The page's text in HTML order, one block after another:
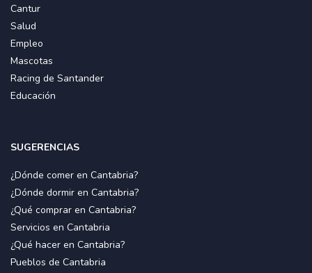
Cantur
Salud
Empleo
Mascotas
Racing de Santander
Educación
SUGERENCIAS
¿Dónde comer en Cantabria?
¿Dónde dormir en Cantabria?
¿Qué comprar en Cantabria?
Servicios en Cantabria
¿Qué hacer en Cantabria?
Pueblos de Cantabria